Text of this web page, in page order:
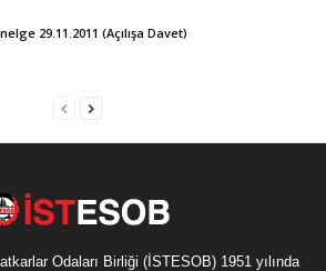
29.11.2011 (Açılışa Davet)
Odaları Birliği (İSTESOB) 1951 yılında